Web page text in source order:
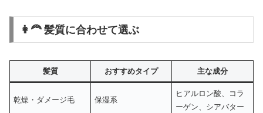
👩‍🦰 髪質に合わせて選ぶ
髪質 おすすめタイプ 主な成分
乾燥・ダメージ毛 保湿系
ヒアルロン酸、コラ
ーゲン、シアバター